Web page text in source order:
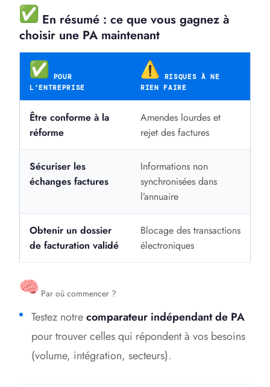
En résumé : ce que vous gagnez à
choisir une PA maintenant
POUR
L’ENTREPRISE
RISQUES À NE
RIEN FAIRE
Être conforme à la
réforme
Amendes lourdes et
rejet des factures
Sécuriser les
échanges factures
Informations non
synchronisées dans
l’annuaire
Obtenir un dossier
de facturation validé
Blocage des transactions
électroniques
Par où commencer ?
Testez notrecomparateur indépendant de PA
pour trouver celles qui répondent à vos besoins
(volume, intégration, secteurs).